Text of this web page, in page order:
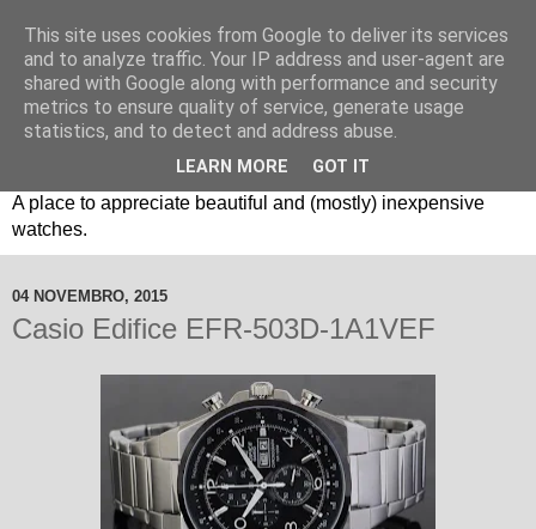
Um espaço sobre relógios "B3": Bons, Bonitos e Baratos. //
A place to appreciate beautiful and (mostly) inexpensive
watches.
04 NOVEMBRO, 2015
Casio Edifice EFR-503D-1A1VEF
This site uses cookies from Google to deliver its services
and to analyze traffic. Your IP address and user-agent are
shared with Google along with performance and security
metrics to ensure quality of service, generate usage
statistics, and to detect and address abuse.
LEARN MORE GOT IT